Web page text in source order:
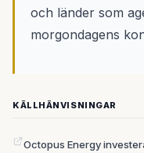
och länder som
morgondagens
KÄLLHÄNVISNINGAR
Octopus Energy